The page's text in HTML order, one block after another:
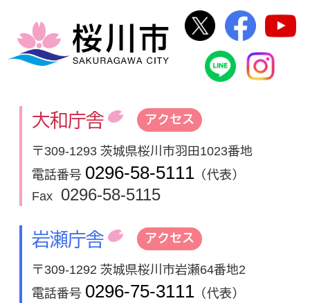
桜川市
桜川市公式
桜川
桜川市公
大和庁舎 アクセス
〒309-1293 茨城県桜川市羽田1023番地
電話番号 0296-58-5111 （代表）
Fax
0296-58-5115
岩瀬庁舎 アクセス
〒309-1292 茨城県桜川市岩瀬64番地2
電話番号 0296-75-3111 （代表）